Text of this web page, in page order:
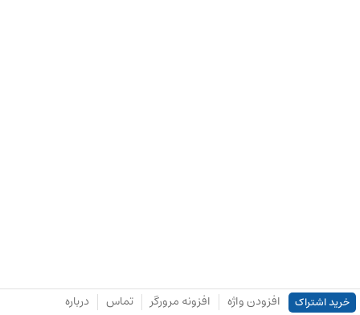
خرید اشتراک افزودن واژه افزونه مرورگر تماس درباره